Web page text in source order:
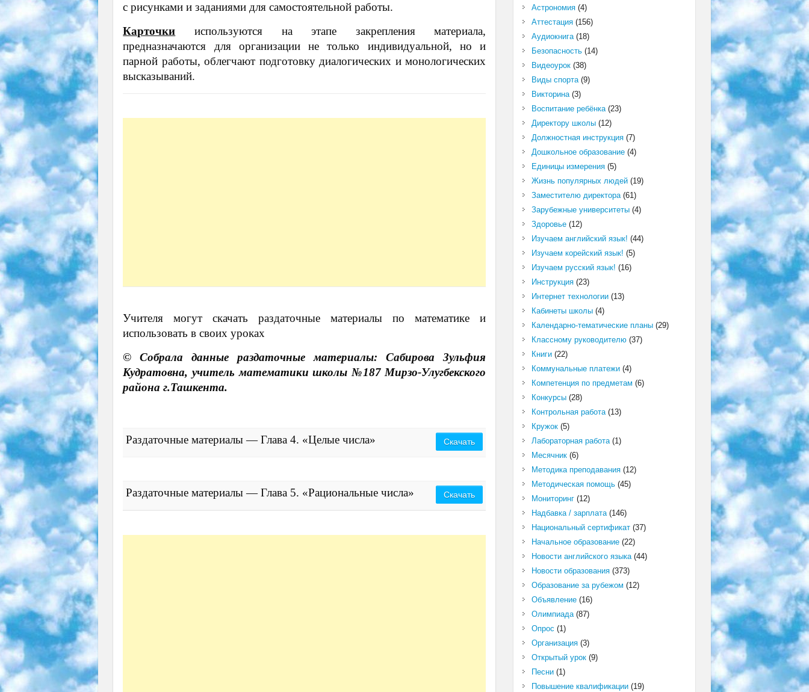
с рисунками и заданиями для самостоятельной работы.
Карточки используются на этапе закрепления материала,
предназначаются для организации не только индивидуальной, но и
парной работы, облегчают подготовку диалогических и монологических
высказываний.
Учителя могут скачать раздаточные материалы по математике и
использовать в своих уроках
©️Собрала данные раздаточные материалы: Сабирова Зульфия
Кудратовна, учитель математики школы №187 Мирзо-Улугбекского
района г.Ташкента.
Раздаточные материалы — Глава 4. «Целые числа» Скачать
Раздаточные материалы — Глава 5. «Рациональные числа» Скачать
Астрономия(4)
Аттестация(156)
Аудиокнига(18)
Безопасность(14)
Видеоурок(38)
Виды спорта(9)
Викторина(3)
Воспитание ребёнка(23)
Директору школы(12)
Должностная инструкция(7)
Дошкольное образование(4)
Единицы измерения(5)
Жизнь популярных людей(19)
Заместителю директора(61)
Зарубежные университеты(4)
Здоровье(12)
Изучаем английский язык! (44)
Изучаем корейский язык! (5)
Изучаем русский язык! (16)
Инструкция(23)
Интернет технологии(13)
Кабинеты школы(4)
Календарно-тематические планы(29)
Классному руководителю(37)
Книги(22)
Коммунальные платежи(4)
Компетенция по предметам (6)
Конкурсы(28)
Контрольная работа(13)
Кружок(5)
Лабораторная работа(1)
Месячник(6)
Методика преподавания(12)
Методическая помощь(45)
Мониторинг(12)
Надбавка / зарплата(146)
Национальный сертификат(37)
Начальное образование(22)
Новости английского языка(44)
Новости образования(373)
Образование за рубежом (12)
Объявление(16)
Олимпиада(87)
Опрос (1)
Организация(3)
Открытый урок(9)
Песни(1)
Повышение квалификации(19)